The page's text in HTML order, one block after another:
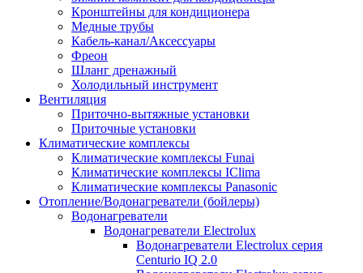
Кронштейны для кондиционера
Медные трубы
Кабель-канал/Аксессуары
Фреон
Шланг дренажный
Холодильный инструмент
Вентиляция
Приточно-вытяжные установки
Приточные установки
Климатические комплексы
Климатические комплексы Funai
Климатические комплексы IClima
Климатические комплексы Panasonic
Отопление/Водонагреватели (бойлеры)
Водонагреватели
Водонагреватели Electrolux
Водонагреватели Electrolux серия
Centurio IQ 2.0